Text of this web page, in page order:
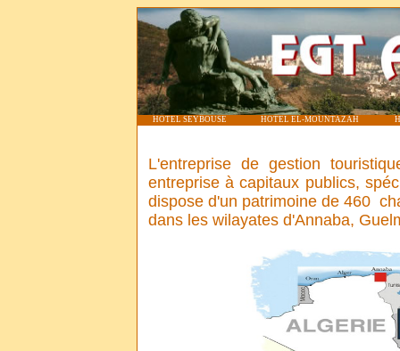
HOTEL SEYBOUSE HOTEL EL-MOUNTAZAH
L'entreprise de gestion
entreprise à capitaux publics,
dispose d'un patrimoine de460
dans les wilayates d'Annaba,